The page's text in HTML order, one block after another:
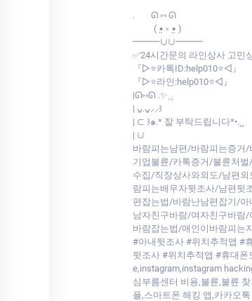
.⠀⠀ ᘏ ⑅ ᘏ
⠀⠀⠀( •̤ ༝ •̤ )
━━━∪∪━━━
✅24시간문의 라인상사 고민
『▷⭐카톡ID:help010⭐◁』
『▷⭐라인:help010⭐◁』
|ᘏ⑅ᘏ .✨⸒⸒
| ᴗ͈.ᴗ͈⸝⸝꒱
| ⊂ ꒱๑.* 잘 부탁드립니다*•.¸¸
| ∪
바람피는남편/바람피는증거
기업불륜/카톡증거/불륜처
수집/직장상사와외도/남편
람피는배우자뒷조사/남편뒷
편잡는법/바람난남편잡기/
남자친구바람/여자친구바람
바람잡는법/애인이바람피는
#아내뒷조사 #위치추적앱 #
뒷조사 #위치추적앱 #휴대폰
e,instagram,instagram
심부름센터 비용,불륜,불륜
플,스마트폰 해킹 앱,카카오